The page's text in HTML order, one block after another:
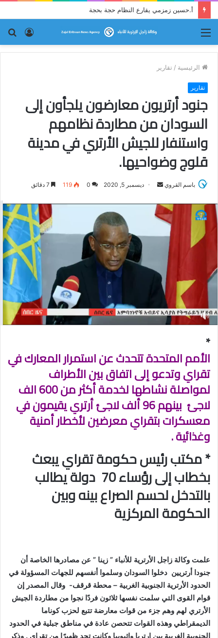
أ.حسين زمزمي يقارع النظام حجة بحجة
تسجيل
الدخول
الرئيسية / تقارير
تقارير
جنود أرتريون معارضون يلجأون إلى
السودان من مطاردة نظامهم
واستنفار للجيش الأرتري في مدينة
قلوج وضواحيها.
باسم القروي
س
ل
ك
ت
ن
ي
ديسمبر 5, 2020 0
119
*
الأمم المتحدة تتحدث عن استمرار المعارك في
تقراي وتدعو إلى اتفاق بين الأطراف
لمواصلة نشاطها لخدمة أكثر من 600 الف
لاجئ بينهم 96 ألف لاجئ أرتري يقيمون في
معسكرات بتقراي معرضين لأخطار أمنية
وغذائية .
* مكتب رئيس حكومة تقراي يبعث
بخطاب إلى رؤساء 70 دولة يطالب
بالتدخل لحسم الصراع بينه وبين
الحكومة المركزية
علمت وكالة زاجل الأرترية للأنباء ” زينا ” عن مصادرها الخاصة أن
جنودا أرتريين دخلوا السودان وسلموا أنفسهم للجهات المسؤولة في
الحدود الأرترية الجنوبية الغربية – محطة قرقف- وقال المصدر إن
قوام القوى التي سلمت نفسها ثلاثون فردًا نجوا من مطاردة الجيش
الأرتري لهم وهم جزء من قوات معارضة تتبع لحزب كوناما
الديمقراطي وهذه القوات تتحصن عادة في مناطق جبلية في الحدود
الجنوبية الغربية بين إرتريا وإثيوبيا وكانت تجد ظهيرًا من تقراي . وذكر